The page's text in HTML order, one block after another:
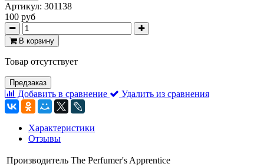
Артикул: 301138
100 руб
В корзину
Товар отсутствует
Предзаказ
Добавить в сравнение Удалить из сравнения
Характеристики
Отзывы
Производитель The Perfumer's Apprentice